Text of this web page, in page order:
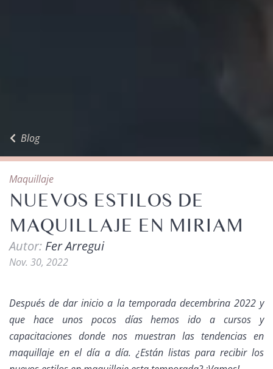
Blog
Maquillaje
NUEVOS ESTILOS DE
MAQUILLAJE EN MIRIAM
Autor: Fer Arregui
Nov. 30, 2022
Después de dar inicio a la temporada decembrina 2022 y
que hace unos pocos días hemos ido a cursos y
capacitaciones donde nos muestran las tendencias en
maquillaje en el día a día. ¿Están listas para recibir los